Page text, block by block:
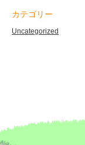
カテゴリー
Uncategorized